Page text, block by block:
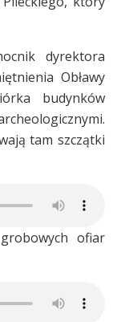
dyrektora
Obławy
budynków
tam szczątki
ofiar